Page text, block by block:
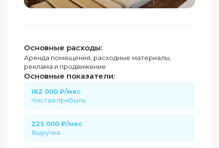
Основные расходы:
Аренда помещения, расходные материалы,
реклама и продвижение
Основные показатели:
162 000 ₽/мес
Чистая прибыль
225 000 ₽/мес
Выручка